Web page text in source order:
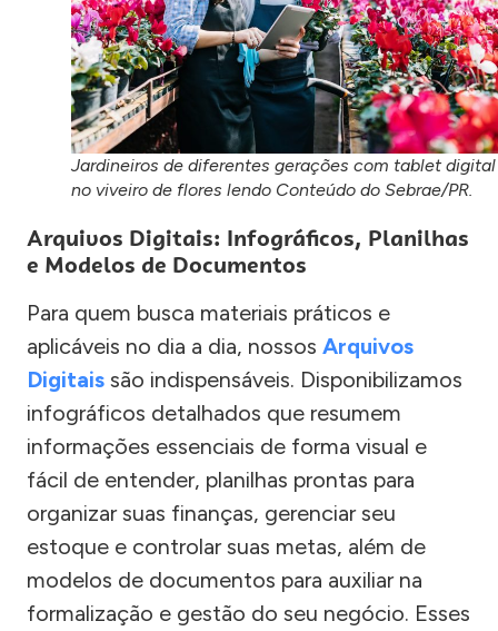
Jardineiros de diferentes gerações com tablet digital
no viveiro de flores lendo Conteúdo do Sebrae/PR.
Arquivos Digitais: Infográficos, Planilhas
e Modelos de Documentos
Para quem busca materiais práticos e
aplicáveis no dia a dia, nossos Arquivos
Digitais são indispensáveis. Disponibilizamos
infográficos detalhados que resumem
informações essenciais de forma visual e
fácil de entender, planilhas prontas para
organizar suas finanças, gerenciar seu
estoque e controlar suas metas, além de
modelos de documentos para auxiliar na
formalização e gestão do seu negócio. Esses